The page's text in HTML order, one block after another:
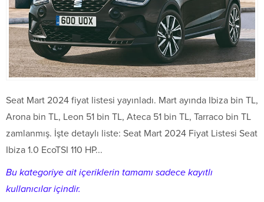
Seat Mart 2024 fiyat listesi yayınladı. Mart ayında Ibiza bin TL,
Arona bin TL, Leon 51 bin TL, Ateca 51 bin TL, Tarraco bin TL
zamlanmış. İşte detaylı liste: Seat Mart 2024 Fiyat Listesi Seat
Ibiza 1.0 EcoTSI 110 HP...
Bu kategoriye ait içeriklerin tamamı sadece kayıtlı
kullanıcılar içindir.